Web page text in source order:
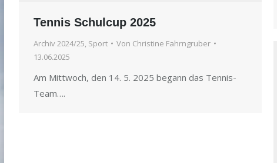
Tennis Schulcup 2025
Archiv 2024/25, Sport Von Christine Fahrngruber
13.06.2025
Am Mittwoch, den 14. 5. 2025 begann das Tennis-
Team….